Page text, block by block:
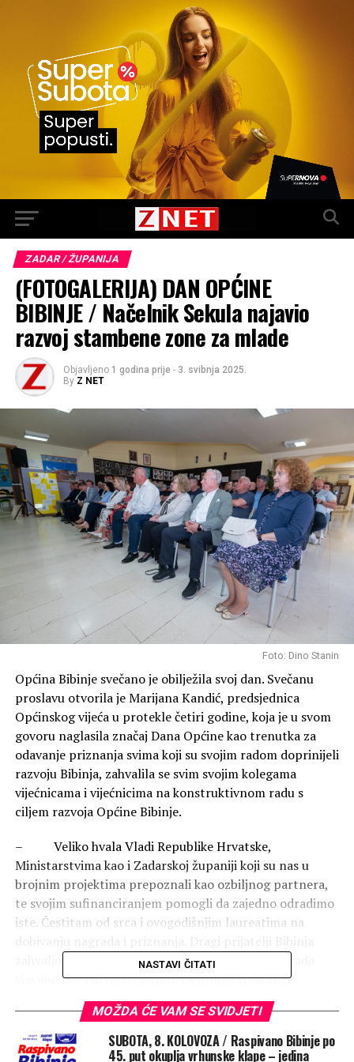
ZADAR / ŽUPANIJA
(FOTOGALERIJA) DAN OPĆINE
BIBINJE / Načelnik Sekula najavio
razvoj stambene zone za mlade
Objavljeno 1 godina prije - 3. svibnja 2025.
By Z NET
Foto: Dino Stanin
Općina Bibinje svečano je obilježila svoj dan. Svečanu
proslavu otvorila je Marijana Kandić, predsjednica
Općinskog vijeća u protekle četiri godine, koja je u svom
govoru naglasila značaj Dana Općine kao trenutka za
odavanje priznanja svima koji su svojim radom doprinijeli
razvoju Bibinja, zahvalila se svim svojim kolegama
vijećnicama i vijećnicima na konstruktivnom radu s
ciljem razvoja Općine Bibinje.
– Veliko hvala Vladi Republike Hrvatske,
Ministarstvima kao i Zadarskoj županiji koji su nas u
brojnim projektima prepoznali kao ozbiljnog partnera,
te svojim sufinanciranjem pomogli da zajedno odradimo
iste. Čestitam od srca i ovogodišnjim laureatima na
zahvaljujem svima što ste došli na današnji dan, kada
slavimo naš i hrvatski ponos. Doprinos stvaranju
hrvatske države, doprinos razvoju naše općine za
kvalitetan život svih naših ljudi – rekla je Kandić.
Načelnik Općine Bibinje, Šime Sekula, govorio je o
NASTAVI ČITATI
MOŽDA ĆE VAM SE SVIDJETI
SUBOTA, 8. KOLOVOZA / Raspivano Bibinje po
45. put okuplja vrhunske klape – jedina